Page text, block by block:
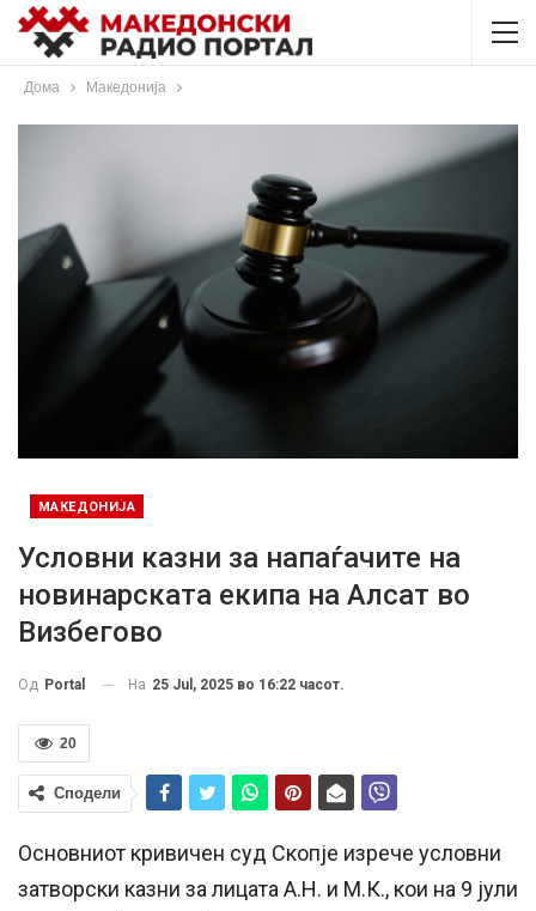
Дома Македонија
МАКЕДОНИЈА
Условни казни за напаѓачите на
новинарската екипа на Алсат во
Визбегово
Од Portal На 25 Jul, 2025 во 16:22 часот.
20
Сподели
Основниот кривичен суд Скопје изрече условни
затворски казни за лицата А.Н. и М.К., кои на 9 јули